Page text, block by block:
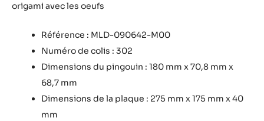
origami avec les oeufs
Référence : MLD-090642-M00
Numéro de colis : 302
Dimensions du pingouin : 180 mm x 70,8 mm x
68,7 mm
Dimensions de la plaque : 275 mm x 175 mm x 40
mm